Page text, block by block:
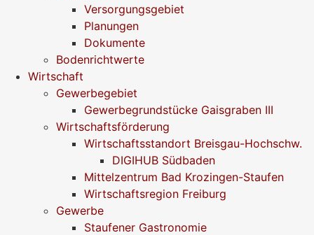
Versorgungsgebiet
Planungen
Dokumente
Bodenrichtwerte
Wirtschaft
Gewerbegebiet
Gewerbegrundstücke Gaisgraben III
Wirtschaftsförderung
Wirtschaftsstandort Breisgau-Hochschw.
DIGIHUB Südbaden
Mittelzentrum Bad Krozingen-Staufen
Wirtschaftsregion Freiburg
Gewerbe
Staufener Gastronomie